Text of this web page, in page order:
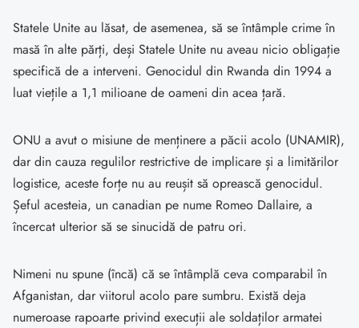
Statele Unite au lăsat, de asemenea, să se întâmple crime în
masă în alte părți, deși Statele Unite nu aveau nicio obligație
specifică de a interveni. Genocidul din Rwanda din 1994 a
luat viețile a 1,1 milioane de oameni din acea țară.
ONU a avut o misiune de menținere a păcii acolo (UNAMIR),
dar din cauza regulilor restrictive de implicare și a limitărilor
logistice, aceste forțe nu au reușit să oprească genocidul.
Șeful acesteia, un canadian pe nume Romeo Dallaire, a
încercat ulterior să se sinucidă de patru ori.
Nimeni nu spune (încă) că se întâmplă ceva comparabil în
Afganistan, dar viitorul acolo pare sumbru. Există deja
numeroase rapoarte privind execuții ale soldaților armatei